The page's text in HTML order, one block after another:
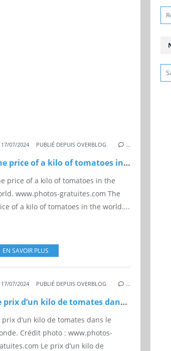
17/07/2024 PUBLIÉ DEPUIS OVERBLOG …
The price of a kilo of tomatoes in the world.
price of a kilo of tomatoes in the
www.photos-gratuites.com The
of a kilo of tomatoes in the world....
EN SAVOIR PLUS
17/07/2024 PUBLIÉ DEPUIS OVERBLOG …
Le prix d’un kilo de tomates dans le monde.
prix d’un kilo de tomates dans le
Crédit photo : www.photos-
Le prix d’un kilo de